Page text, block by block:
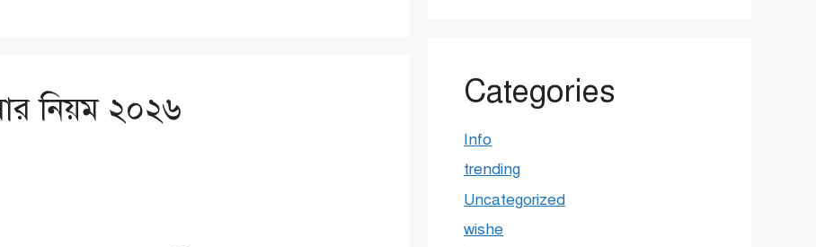
নিয়ম ২০২৬ Categories
Info
trending
Uncategorized
wishe